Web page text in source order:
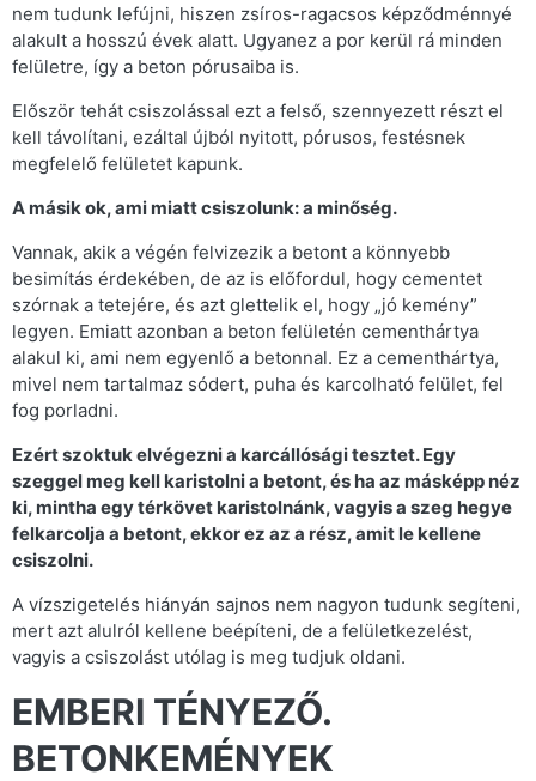
nem tudunk lefújni, hiszen zsíros-ragacsos képződménnyé
alakult a hosszú évek alatt. Ugyanez a por kerül rá minden
felületre, így a beton pórusaiba is.
Először tehát csiszolással ezt a felső, szennyezett részt el
kell távolítani, ezáltal újból nyitott, pórusos, festésnek
megfelelő felületet kapunk.
A másik ok, ami miatt csiszolunk: a minőség.
Vannak, akik a végén felvizezik a betont a könnyebb
besimítás érdekében, de az is előfordul, hogy cementet
szórnak a tetejére, és azt glettelik el, hogy „jó kemény”
legyen. Emiatt azonban a beton felületén cementhártya
alakul ki, ami nem egyenlő a betonnal. Ez a cementhártya,
mivel nem tartalmaz sódert, puha és karcolható felület, fel
fog porladni.
Ezért szoktuk elvégezni a karcállósági tesztet. Egy
szeggel meg kell karistolni a betont, és ha az másképp néz
ki, mintha egy térkövet karistolnánk, vagyis a szeg hegye
felkarcolja a betont, ekkor ez az a rész, amit le kellene
csiszolni.
A vízszigetelés hiányán sajnos nem nagyon tudunk segíteni,
mert azt alulról kellene beépíteni, de a felületkezelést,
vagyis a csiszolást utólag is meg tudjuk oldani.
EMBERI TÉNYEZŐ.
BETONKEMÉNYEK